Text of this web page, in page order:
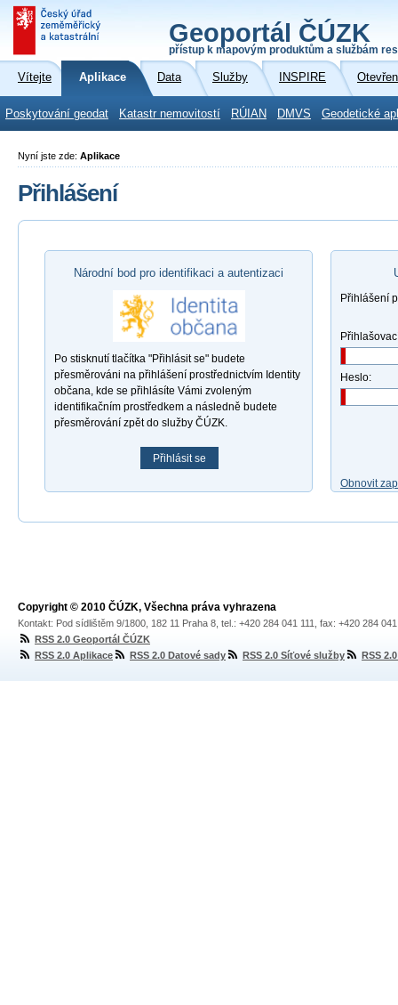
Geoportál ČÚZK
přístup k mapovým produktům a službám
Vítejte Aplikace Data Služby INSPIRE
Poskytování geodat Katastr nemovitostí RÚIAN DMVS Geodetické
Nyní jste zde: Aplikace
Přihlášení
Národní bod pro identifikaci a autentizaci
Po stisknutí tlačítka "Přihlásit se" budete
přesměrováni na přihlášení prostřednictvím Identity
občana, kde se přihlásíte Vámi zvoleným
identifikačním prostředkem a následně budete
přesměrování zpět do služby ČÚZK.
Přihlásit se
Přihlášení
Heslo:
Obnovit
Copyright © 2010 ČÚZK, Všechna práva vyhrazena
Kontakt: Pod sídlištěm 9/1800, 182 11 Praha 8, tel.: +420 284 041 111, fax: +420 284
RSS 2.0 Geoportál ČÚZK
RSS 2.0 Aplikace
RSS 2.0 Datové sady RSS 2.0 Síťové služby RSS